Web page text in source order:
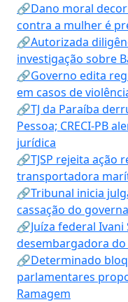
🔗Dano moral
contra a mulher é
🔗Autorizada
investigação sobre
🔗Governo edita
em casos de
🔗TJ da Paraíba
Pessoa; CRECI-PB
jurídica
🔗TJSP rejeita ação
transportadora
🔗Tribunal inicia
cassação do
🔗Juíza federal Ivani
desembargadora do
🔗Determinado
parlamentares
Ramagem